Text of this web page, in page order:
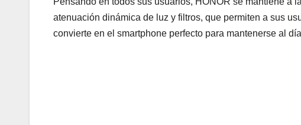
atenuación dinámica de luz y filtros, que permiten a sus
convierte en el smartphone perfecto para mantenerse al